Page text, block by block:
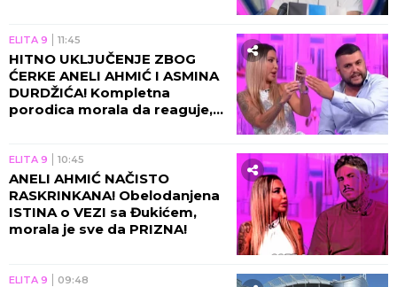
ELITA 9 11:45
HITNO UKLJUČENJE ZBOG
ĆERKE ANELI AHMIĆ I ASMINA
DURDŽIĆA! Kompletna
porodica morala da reaguje,
ELITA 9 10:45
ANELI AHMIĆ NAČISTO
RASKRINKANA! Obelodanjena
ISTINA o VEZI sa Đukićem,
morala je sve da PRIZNA!
ELITA 9 09:48